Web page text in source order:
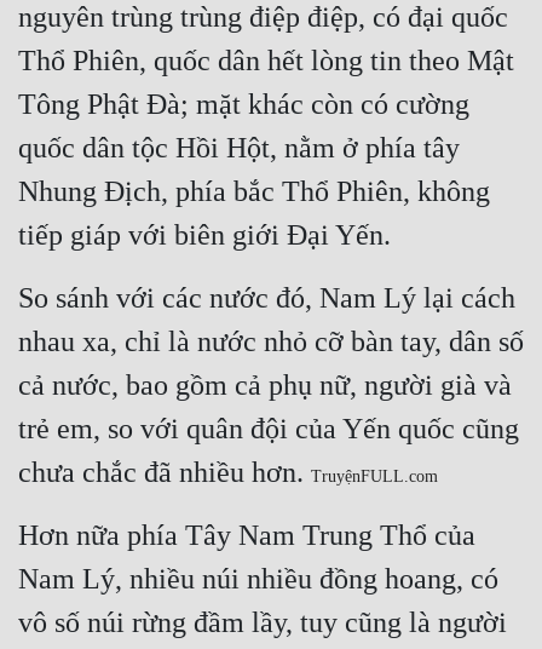
Dã Sử
Dị Giới
Dị Năng
Gia Đấu
Góc Nhìn Nam
Góc Nhìn Nữ
Huyền Huyễn
Huyền Nghi
Huyền Ảo
Hệ Thống
Học Đường
Khoa Huyễn
nguyên trùng trùng điệp điệp, có đại quốc
Thổ Phiên, quốc dân hết lòng tin theo Mật
Tông Phật Đà; mặt khác còn có cường
quốc dân tộc Hồi Hột, nằm ở phía tây
Nhung Địch, phía bắc Thổ Phiên, không
tiếp giáp với biên giới Đại Yến.
So sánh với các nước đó, Nam Lý lại cách
nhau xa, chỉ là nước nhỏ cỡ bàn tay, dân số
cả nước, bao gồm cả phụ nữ, người già và
trẻ em, so với quân đội của Yến quốc cũng
chưa chắc đã nhiều hơn. TruyệnFULL.com
Hơn nữa phía Tây Nam Trung Thổ của
Nam Lý, nhiều núi nhiều đồng hoang, có
vô số núi rừng đầm lầy, tuy cũng là người